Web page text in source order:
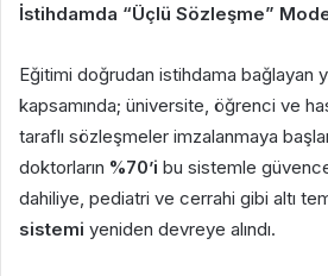
İstihdamda “Üçlü Sözleşme”
Eğitimi doğrudan istihdama bağlayan
kapsamında; üniversite, öğrenci ve
taraflı sözleşmeler imzalanmaya
doktorların %70’i bu sistemle güvence
dahiliye, pediatri ve cerrahi gibi altı
sistemi yeniden devreye alındı.